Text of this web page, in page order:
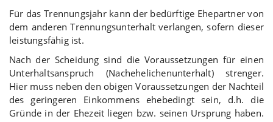
Für das Trennungsjahr kann der bedürftige Ehepartner von
dem anderen Trennungsunterhalt verlangen, sofern dieser
leistungsfähig ist.
Nach der Scheidung sind die Voraussetzungen für einen
Unterhaltsanspruch (Nachehelichenunterhalt) strenger.
Hier muss neben den obigen Voraussetzungen der Nachteil
des geringeren Einkommens ehebedingt sein, d.h. die
Gründe in der Ehezeit liegen bzw. seinen Ursprung haben.